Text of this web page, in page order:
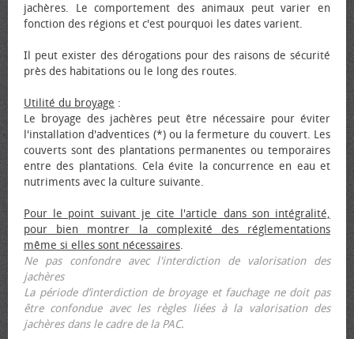
jachères. Le comportement des animaux peut varier en
fonction des régions et c'est pourquoi les dates varient.
Il peut exister des dérogations pour des raisons de sécurité
près des habitations ou le long des routes.
Utilité du broyage :
Le broyage des jachères peut être nécessaire pour éviter
l'installation d'adventices (*) ou la fermeture du couvert. Les
couverts sont des plantations permanentes ou temporaires
entre des plantations. Cela évite la concurrence en eau et
nutriments avec la culture suivante.
Pour le point suivant je cite l'article dans son intégralité,
pour bien montrer la complexité des réglementations
même si elles sont nécessaires.
Ne pas confondre avec l'interdiction de valorisation des
jachères
La période d’interdiction de broyage et fauchage ne doit pas
être confondue avec les règles liées à la valorisation des
jachères dans le cadre de la PAC.